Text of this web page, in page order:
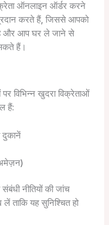
ऑनलाइन ऑर्डर करने
करते हैं, जिससे आपको
है और आप घर ले जाने से
हैं।
विभिन्न खुदरा विक्रेताओं
हैं:
नीतियों की जांच
ताकि यह सुनिश्चित हो